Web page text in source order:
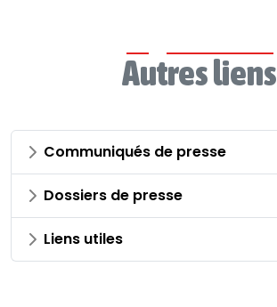
Autres liens
Communiqués de presse
Dossiers de presse
Liens utiles